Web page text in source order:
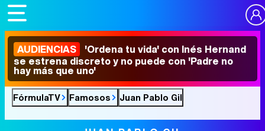
AUDIENCIAS 'Ordena tu vida' con Inés Hernand
se estrena discreto y no puede con 'Padre no
hay más que uno'
FórmulaTV Famosos Juan Pablo Gil